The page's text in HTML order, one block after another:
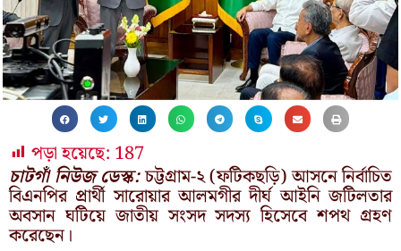
পড়া হয়েছে: 187
চাটগাঁ নিউজ ডেস্ক:চট্টগ্রাম-২ (ফটিকছড়ি) আসনে নির্বাচিত
বিএনপির প্রার্থী সারোয়ার আলমগীর দীর্ঘ আইনি জটিলতার
অবসান ঘটিয়ে জাতীয় সংসদ সদস্য হিসেবে শপথ গ্রহণ
করেছেন।